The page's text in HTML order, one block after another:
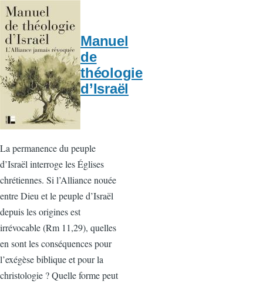
Manuel
de
théologie
d’Israël
La permanence du peuple
d’Israël interroge les Églises
chrétiennes. Si l’Alliance nouée
entre Dieu et le peuple d’Israël
depuis les origines est
irrévocable (Rm 11,29), quelles
en sont les conséquences pour
l’exégèse biblique et pour la
christologie ? Quelle forme peut